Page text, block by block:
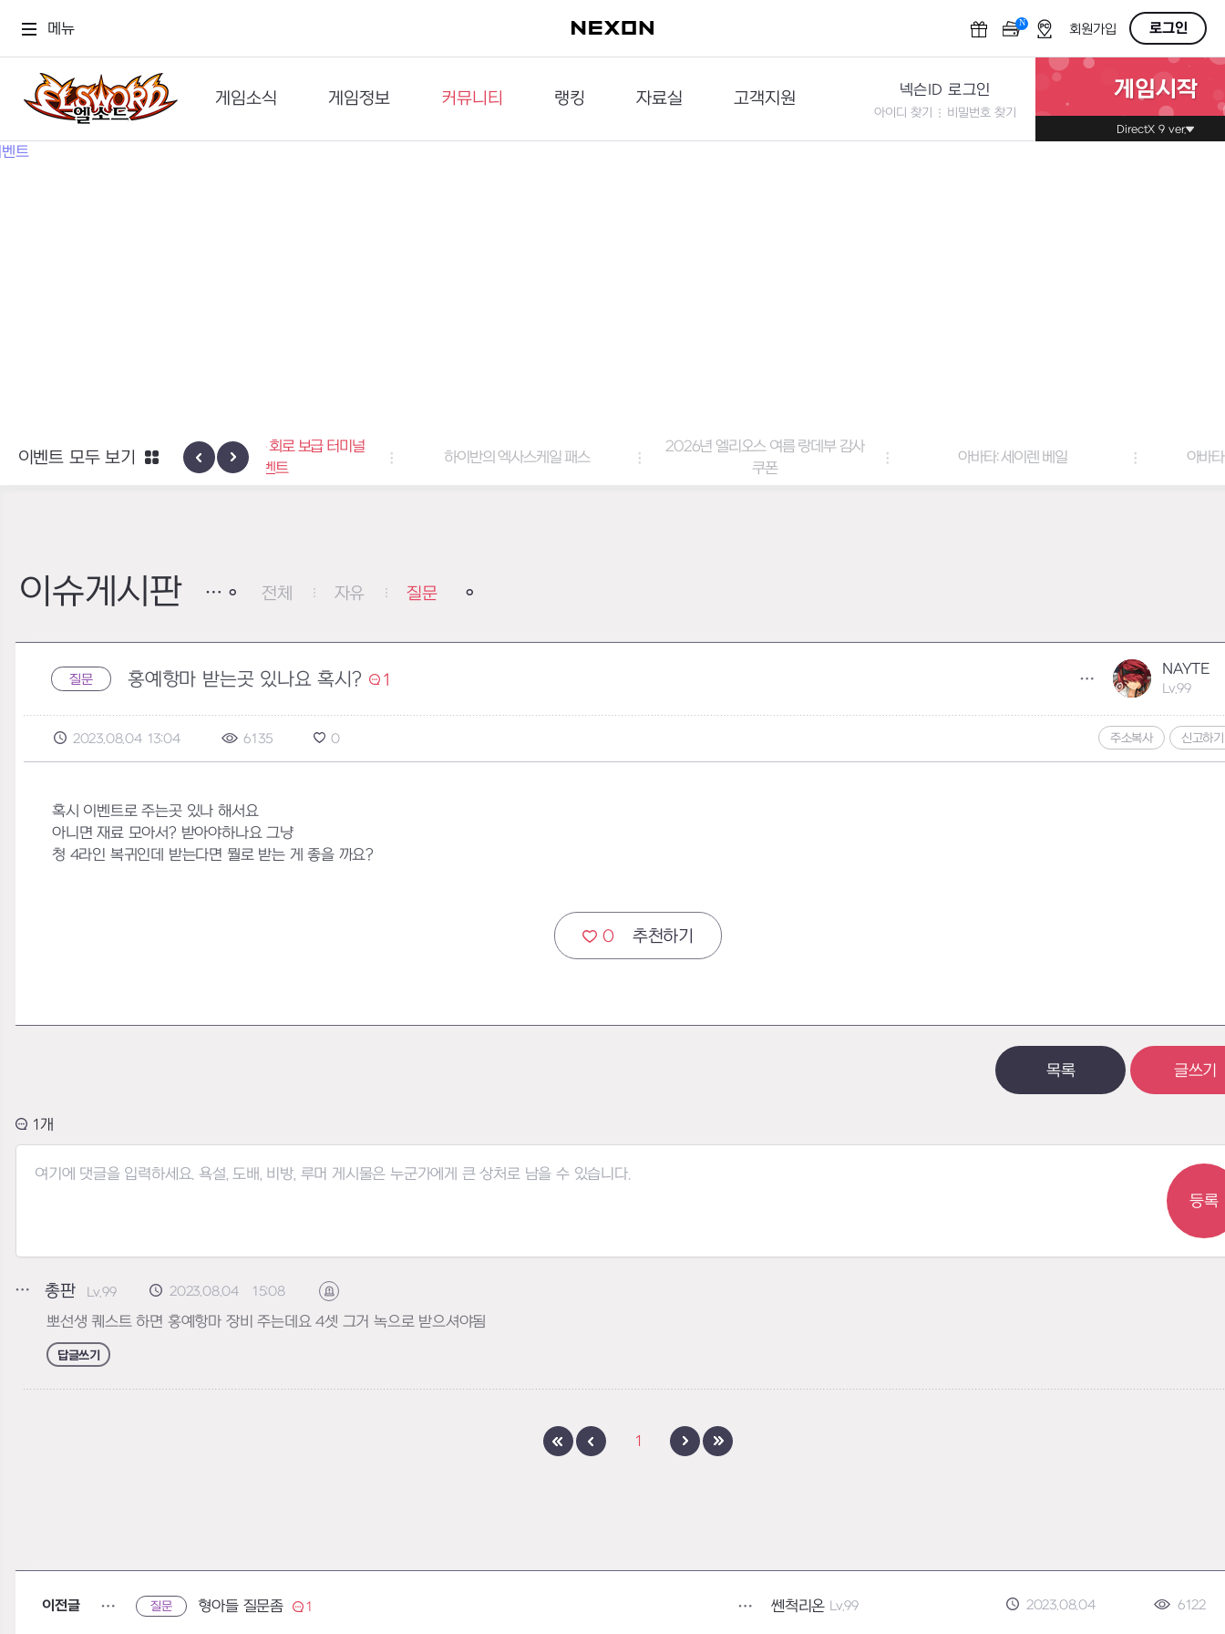
메뉴 N OFF회원가입 로그인
게임소식
공지사항
게임정보
세계관
커뮤니티
이슈게시판
랭킹
던전랭킹
자료실
다운로드
고객지원
문의하기
넥슨ID 로그인
아이디 찾기 비밀번호 찾기
게임시작
DirectX 9 ver.
엑사스케일 증폭 회로 보급 터미널
이벤트
하이반의 엑사스케일 패스
2026년 엘리오스 여름 랑데부 감사
쿠폰
아바타: 세이렌 베일 아바타 & 헤어 컬러 팔레트
이벤트 모두 보기
이슈게시판 전체 자유 질문
질문 홍예항마 받는곳 있나요 혹시? 1
NAYTE
Lv.99
2023.08.04 13:04 6135 0 주소복사 신고하기
혹시 이벤트로 주는곳 있나 해서요
아니면 재료 모아서? 받아야하나요 그냥
청 4라인 복귀인데 받는다면 뭘로 받는 게 좋을 까요?
0 추천하기
목록 글쓰기
1
등록
총판 Lv.99 2023.08.04 15:08 신고하기
뽀선생 퀘스트 하면 홍예항마 장비 주는데요 4셋 그거 녹으로 받으셔야됨
답글쓰기
1
이전글 질문 형아들 질문좀 1 쎈척리온 Lv.99 2023.08.04 6122